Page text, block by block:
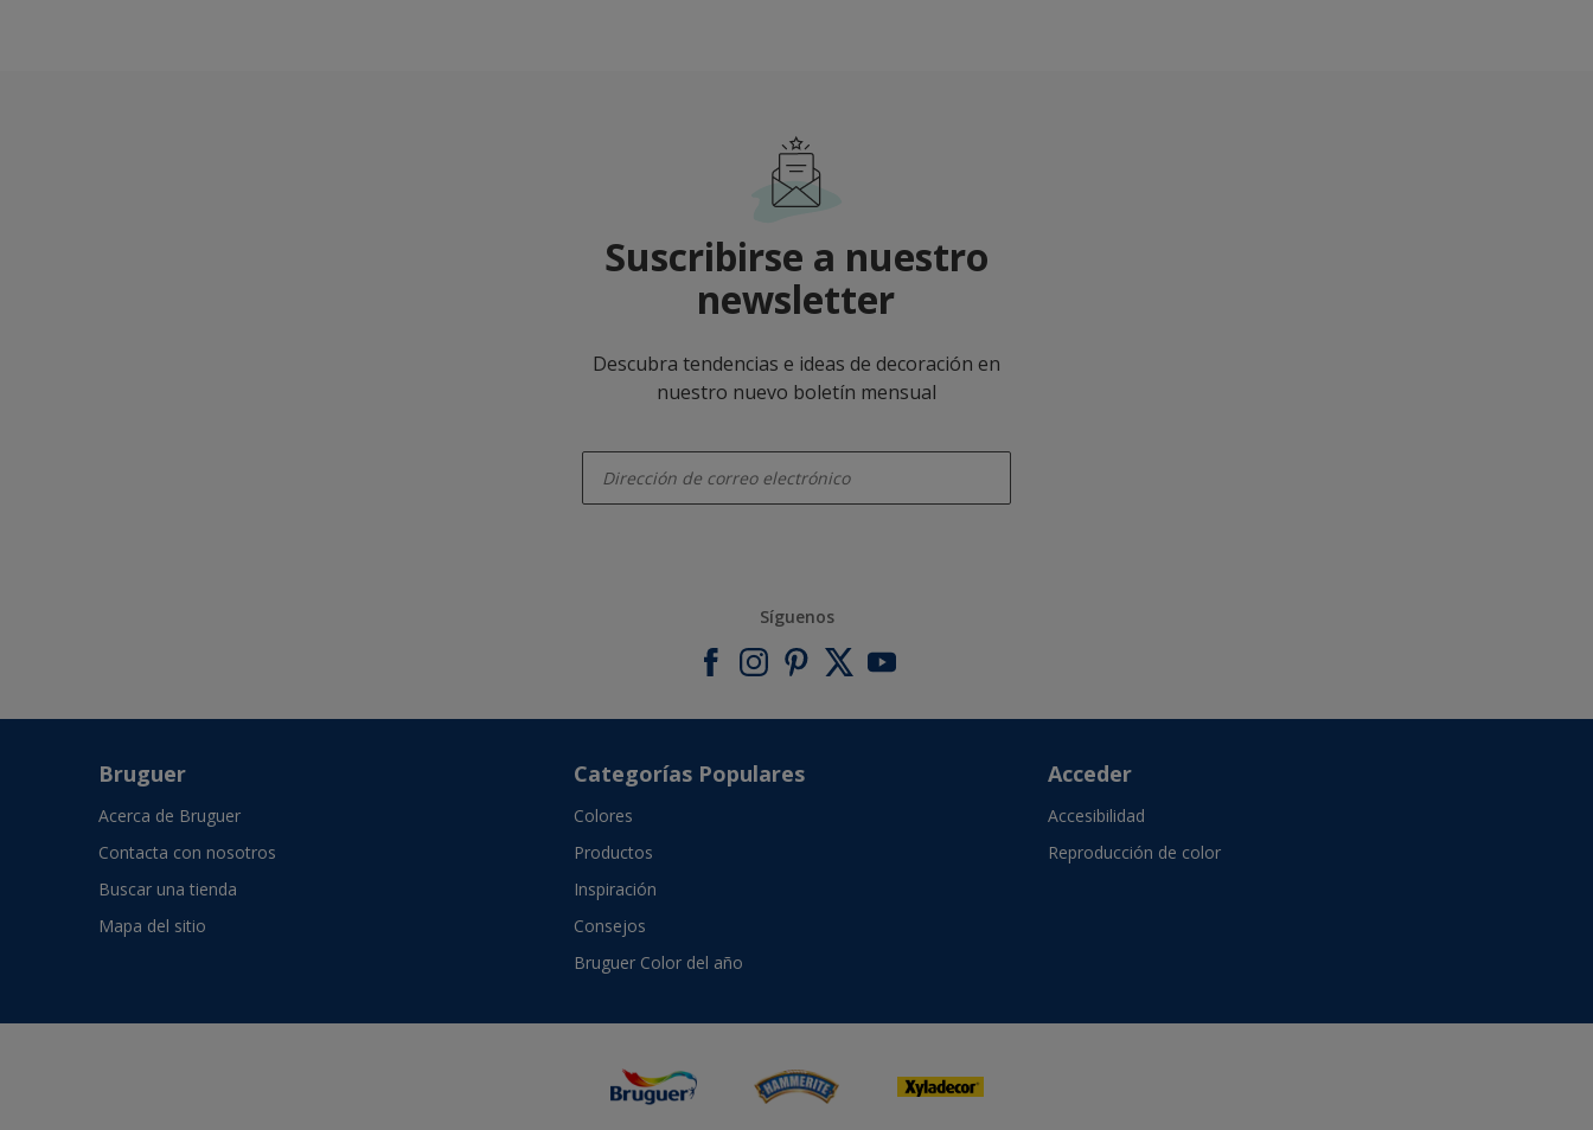
Suscribirse a nuestro
newsletter
Descubra tendencias e ideas de decoración en
nuestro nuevo boletín mensual
Síguenos
Bruguer
Acerca de Bruguer
Contacta con nosotros
Buscar una tienda
Mapa del sitio
Categorías Populares
Colores
Productos
Inspiración
Consejos
Bruguer Color del año
Acceder
Accesibilidad
Reproducción de color